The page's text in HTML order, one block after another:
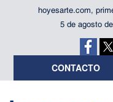
hoyesarte.com,
5 de agosto
CONTACTO